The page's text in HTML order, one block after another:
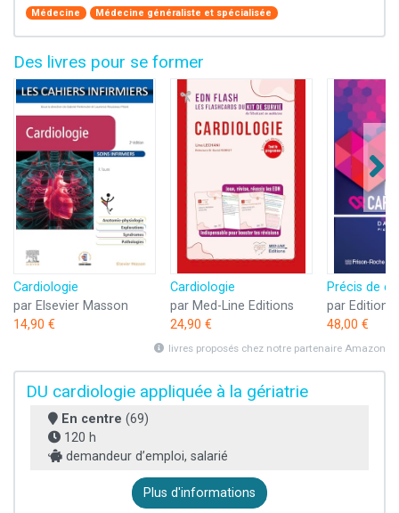
Médecine Médecine généraliste et spécialisée
Des livres pour se former
Cardiologie
par Elsevier Masson
14,90 €
Cardiologie
par Med-Line Editions
24,90 €
Précis de
48,00 €
livres proposés chez notre partenaire Amazon
DU cardiologie appliquée à la gériatrie
En centre (69)
120 h
demandeur d’emploi, salarié
Plus d'informations